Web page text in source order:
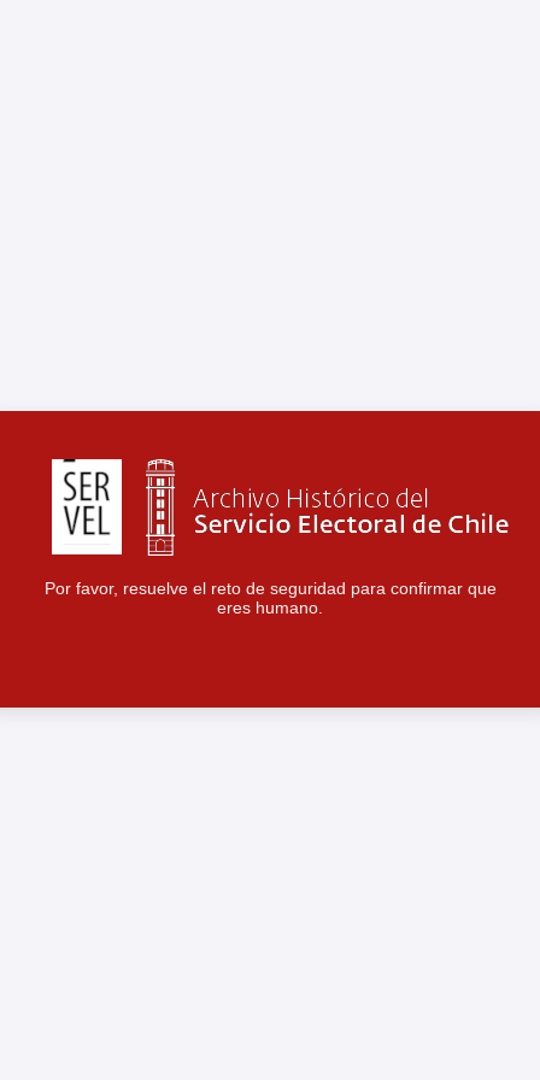
Por favor, resuelve el reto de seguridad para confirmar que
eres humano.